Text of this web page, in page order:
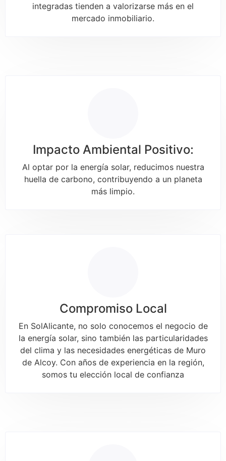
integradas tienden a valorizarse más en el
mercado inmobiliario.
Impacto Ambiental Positivo:
Al optar por la energía solar, reducimos nuestra
huella de carbono, contribuyendo a un planeta
más limpio.
Compromiso Local
En SolAlicante, no solo conocemos el negocio de
la energía solar, sino también las particularidades
del clima y las necesidades energéticas de Muro
de Alcoy. Con años de experiencia en la región,
somos tu elección local de confianza